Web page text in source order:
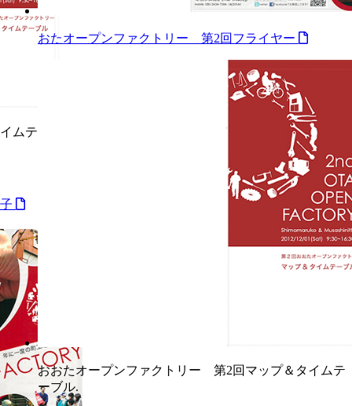
ムテ
おたオープンファクトリー 第2回フライヤー
おおたオープンファクトリー 第2回マップ＆タイムテ
ーブル.